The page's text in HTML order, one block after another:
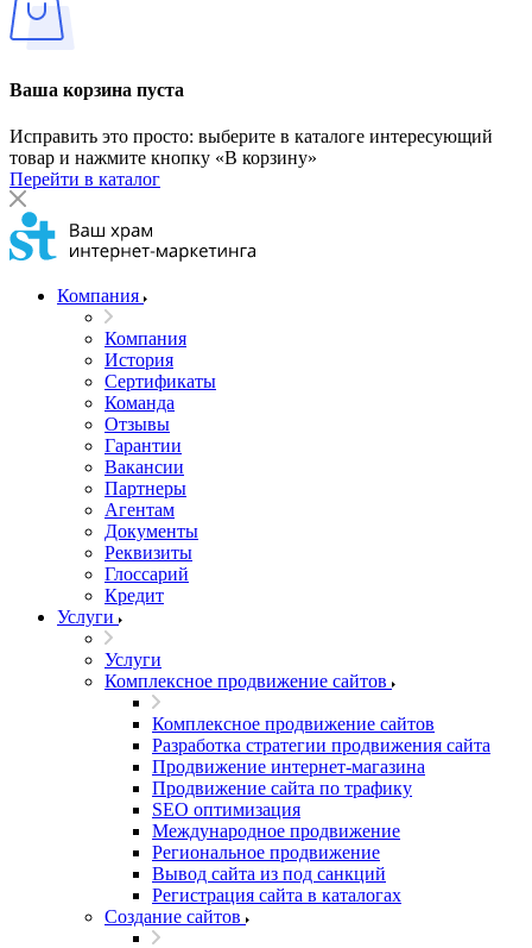
Ваша корзина пуста
Исправить это просто: выберите в каталоге интересующий
товар и нажмите кнопку «В корзину»
Перейти в каталог
Компания
Компания
История
Сертификаты
Команда
Отзывы
Гарантии
Вакансии
Партнеры
Агентам
Документы
Реквизиты
Глоссарий
Кредит
Услуги
Услуги
Комплексное продвижение сайтов
Комплексное продвижение сайтов
Разработка стратегии продвижения сайта
Продвижение интернет-магазина
Продвижение сайта по трафику
SEO оптимизация
Международное продвижение
Региональное продвижение
Вывод сайта из под санкций
Регистрация сайта в каталогах
Создание сайтов